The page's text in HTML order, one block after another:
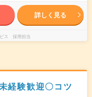
詳しく見る
ス 採用担当
経験歓迎〇コツ